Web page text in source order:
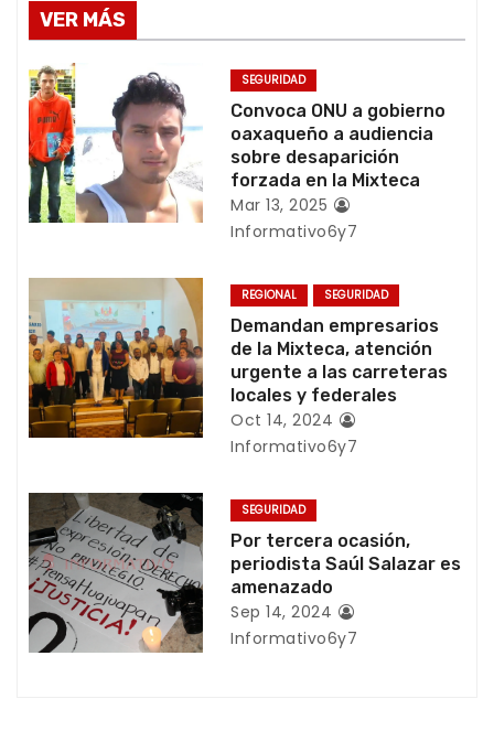
e
g
a
c
i
n
d
e
e
t
r
a
d
VER MÁS
SEGURIDAD
Convoca ONU a gobierno
oaxaqueño a audiencia
sobre desaparición
forzada en la Mixteca
Mar 13, 2025
Informativo6y7
REGIONAL SEGURIDAD
Demandan empresarios
de la Mixteca, atención
urgente a las carreteras
locales y federales
Oct 14, 2024
Informativo6y7
SEGURIDAD
Por tercera ocasión,
periodista Saúl Salazar es
amenazado
Sep 14, 2024
Informativo6y7